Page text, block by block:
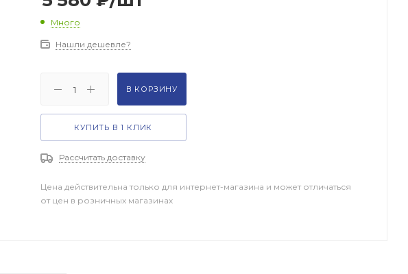
Много
Нашли дешевле?
В КОРЗИНУ
КУПИТЬ В 1 КЛИК
Рассчитать доставку
Цена действительна только для интернет-магазина и может отличаться
от цен в розничных магазинах